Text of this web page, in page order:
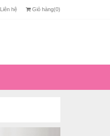
Liên hệ Giỏ hàng(0)